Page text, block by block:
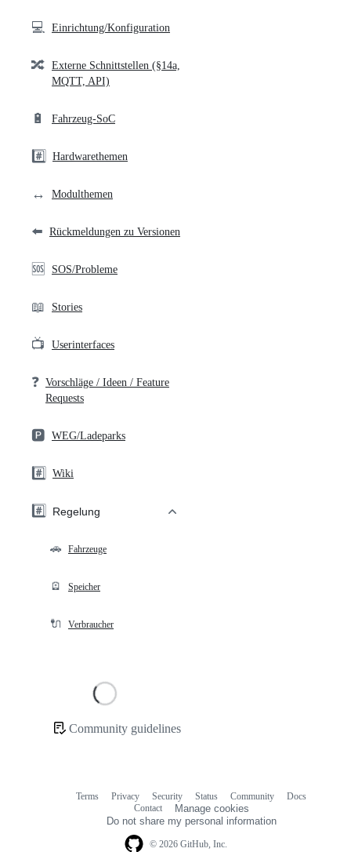
💻 Einrichtung/Konfiguration
🔀 Externe Schnittstellen (§14a,
MQTT, API)
🔋 Fahrzeug-SoC
#️⃣ Hardwarethemen
↔️ Modulthemen
⬅️ Rückmeldungen zu Versionen
🆘 SOS/Probleme
📖 Stories
📺 Userinterfaces
❓ Vorschläge / Ideen / Feature
Requests
🅿️ WEG/Ladeparks
#️⃣ Wiki
#️⃣ Regelung
🚗 Fahrzeuge
🪫 Speicher
🔌 Verbraucher
Community guidelines
© 2026 GitHub, Inc.
Terms Privacy Security Status Community
Docs
Contact
Manage cookies
Do not share my personal information